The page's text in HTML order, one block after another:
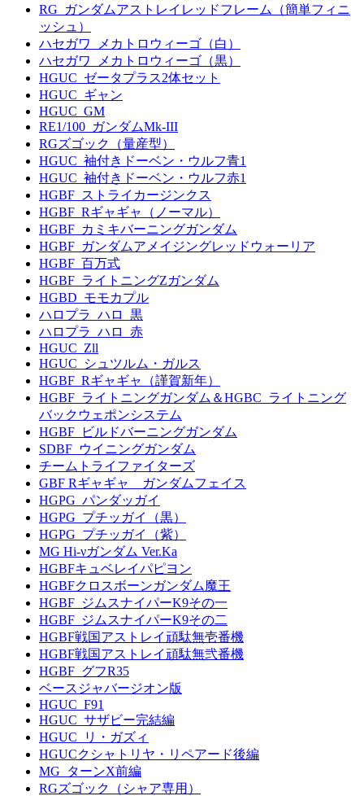
RG_ガンダムアストレイレッドフレーム（簡単フィニ
ッシュ）
ハセガワ_メカトロウィーゴ（白）
ハセガワ_メカトロウィーゴ（黒）
HGUC_ゼータプラス2体セット
HGUC_ギャン
HGUC_GM
RE1/100_ガンダムMk-III
RGズゴック（量産型）
HGUC_袖付きドーベン・ウルフ青1
HGUC_袖付きドーベン・ウルフ赤1
HGBF_ストライカージンクス
HGBF_Rギャギャ（ノーマル）
HGBF_カミキバーニングガンダム
HGBF_ガンダムアメイジングレッドウォーリア
HGBF_百万式
HGBF_ライトニングZガンダム
HGBD_モモカプル
ハロプラ_ハロ_黒
ハロプラ_ハロ_赤
HGUC_Zll
HGUC_シュツルム・ガルス
HGBF_Rギャギャ（謹賀新年）
HGBF_ライトニングガンダム＆HGBC_ライトニング
バックウェポンシステム
HGBF_ビルドバーニングガンダム
SDBF_ウイニングガンダム
チームトライファイターズ
GBF Rギャギャ ガンダムフェイス
HGPG_パンダッガイ
HGPG_プチッガイ（黒）
HGPG_プチッガイ（紫）
MG Hi-νガンダム Ver.Ka
HGBFキュベレイパピヨン
HGBFクロスボーンガンダム魔王
HGBF_ジムスナイパーK9その一
HGBF_ジムスナイパーK9その二
HGBF戦国アストレイ頑駄無壱番機
HGBF戦国アストレイ頑駄無弐番機
HGBF_グフR35
ベースジャバージオン版
HGUC_F91
HGUC_サザビー完結編
HGUC_リ・ガズィ
HGUCクシャトリヤ・リペアード後編
MG_ターンX前編
RGズゴック（シャア専用）